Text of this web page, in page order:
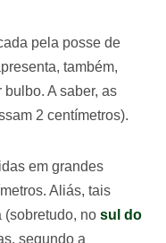
pela posse de
também,
A saber, as
2 centímetros).
em grandes
Aliás, tais
(sobretudo, no sul do
segundo a